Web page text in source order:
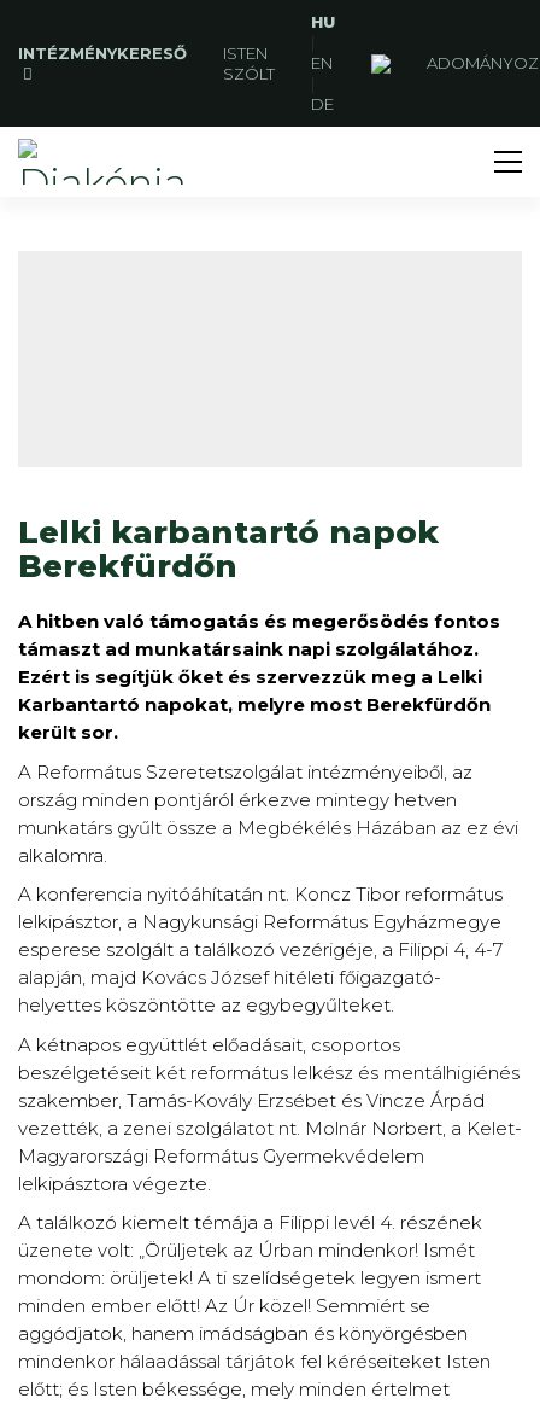
INTÉZMÉNYKERESŐ
ISTEN
SZÓLT
HU
|
EN
|
DE
Lelki karbantartó napok
Berekfürdőn
A hitben való támogatás és megerősödés fontos
támaszt ad munkatársaink napi szolgálatához.
Ezért is segítjük őket és szervezzük meg a Lelki
Karbantartó napokat, melyre most Berekfürdőn
került sor.
A Református Szeretetszolgálat intézményeiből, az
ország minden pontjáról érkezve mintegy hetven
munkatárs gyűlt össze a Megbékélés Házában az ez évi
alkalomra.
A konferencia nyitóáhítatán nt. Koncz Tibor református
lelkipásztor, a Nagykunsági Református Egyházmegye
esperese szolgált a találkozó vezérigéje, a Filippi 4, 4-7
alapján, majd Kovács József hitéleti főigazgató-
helyettes köszöntötte az egybegyűlteket.
A kétnapos együttlét előadásait, csoportos
beszélgetéseit két református lelkész és mentálhigiénés
szakember, Tamás-Kovály Erzsébet és Vincze Árpád
vezették, a zenei szolgálatot nt. Molnár Norbert, a Kelet-
Magyarországi Református Gyermekvédelem
lelkipásztora végezte.
A találkozó kiemelt témája a Filippi levél 4. részének
üzenete volt: „Örüljetek az Úrban mindenkor! Ismét
mondom: örüljetek! A ti szelídségetek legyen ismert
minden ember előtt! Az Úr közel! Semmiért se
aggódjatok, hanem imádságban és könyörgésben
mindenkor hálaadással tárjátok fel kéréseiteket Isten
előtt; és Isten békessége, mely minden értelmet